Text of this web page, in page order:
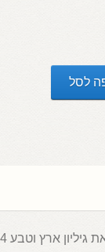
לסל
194: גיליון קיץ כפול להנאה מרובה